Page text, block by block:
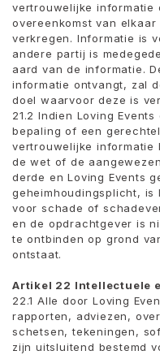
vertrouwelijke informatie
overeenkomst van
verkregen. Informatie is
andere partij is
aard van de informatie.
informatie ontvangt, zal
doel waarvoor deze is
21.2 Indien Loving
bepaling of een
vertrouwelijke informatie
de wet of de
derde en Loving Events
geheimhoudingsplicht, is
voor schade of
en de opdrachtgever is
te ontbinden op grond
ontstaat.
Artikel 22 Intellectuele
22.1 Alle door Loving
rapporten, adviezen,
schetsen, tekeningen,
zijn uitsluitend bestemd